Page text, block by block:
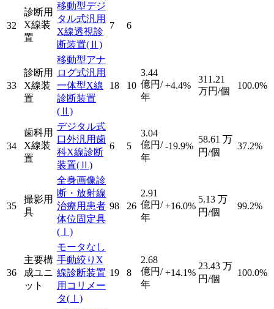
32
診断用
X線装
置
移動型デジ
タル式汎用
X線透視診
断装置(Ⅱ)
7 6
33
診断用
X線装
置
移動型アナ
ログ式汎用
一体型X線
診断装置
(Ⅱ)
18 10
3.44
億円/
年
+4.4%
311.21
万円/個
100.0%
34
歯科用
X線装
置
デジタル式
口外汎用歯
科X線診断
装置(Ⅱ)
6 5
3.04
億円/
年
-19.9%
58.61 万
円/個
37.2%
35
撮影用
具
全身画像診
断・放射線
治療用患者
体位固定具
(Ⅰ)
98 26
2.91
億円/
年
+16.0%
5.13 万
円/個
99.2%
36
主要構
成ユニ
ット
モータなし
手動絞りX
線診断装置
用コリメー
タ(Ⅰ)
19 8
2.68
億円/
年
+14.1%
23.43 万
円/個
100.0%